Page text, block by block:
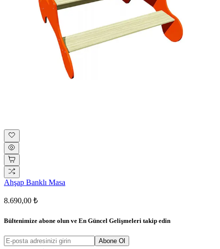
Ahşap Banklı Masa
8.690,00 ₺
Bültenimize abone olun ve En Güncel Gelişmeleri takip edin
Abone Ol